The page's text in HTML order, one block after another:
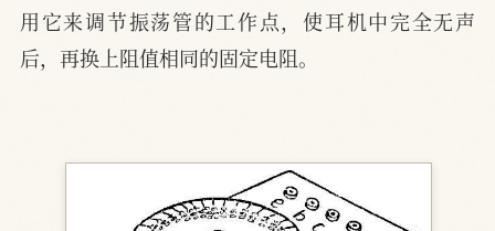
用它来调节振荡管的工作点，使耳机中完全无声
后，再换上阻值相同的固定电阻。